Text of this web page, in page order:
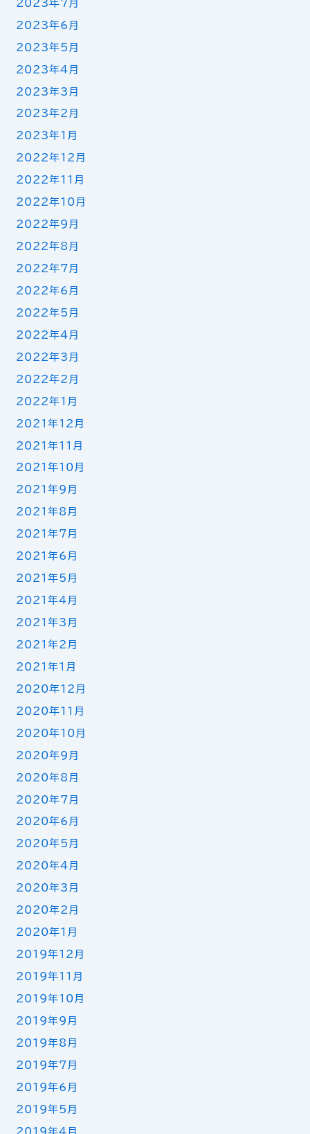
2023年7月
2023年6月
2023年5月
2023年4月
2023年3月
2023年2月
2023年1月
2022年12月
2022年11月
2022年10月
2022年9月
2022年8月
2022年7月
2022年6月
2022年5月
2022年4月
2022年3月
2022年2月
2022年1月
2021年12月
2021年11月
2021年10月
2021年9月
2021年8月
2021年7月
2021年6月
2021年5月
2021年4月
2021年3月
2021年2月
2021年1月
2020年12月
2020年11月
2020年10月
2020年9月
2020年8月
2020年7月
2020年6月
2020年5月
2020年4月
2020年3月
2020年2月
2020年1月
2019年12月
2019年11月
2019年10月
2019年9月
2019年8月
2019年7月
2019年6月
2019年5月
2019年4月